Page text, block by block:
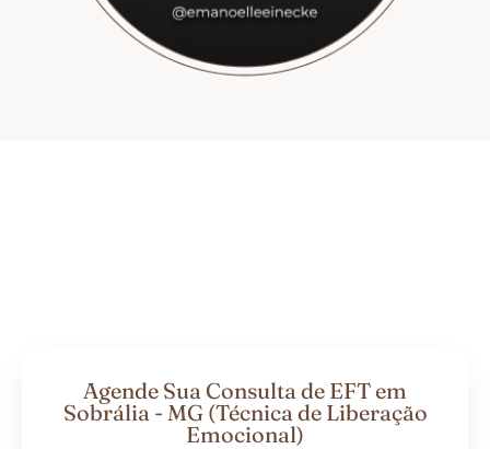
Agende Sua Consulta de EFT em
Sobrália - MG (Técnica de Liberação
Emocional)